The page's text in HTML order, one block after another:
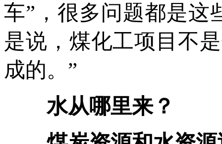
车”，很多问题都是这
是说，煤化工项目不
成的。”
水从哪里来？